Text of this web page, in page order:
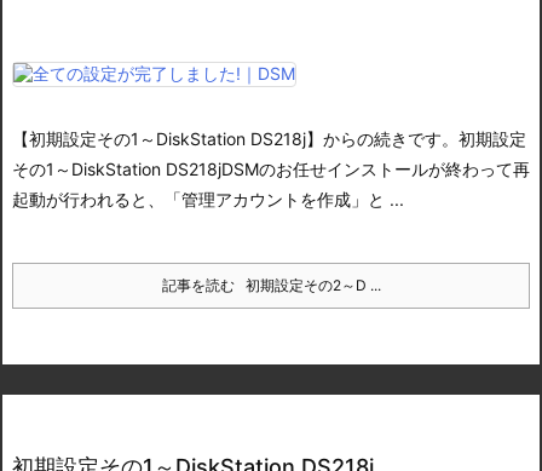
【初期設定その1～DiskStation DS218j】からの続きです。 初期設定
その1～DiskStation DS218jDSMのお任せインストールが終わって再
起動が行われると、「管理アカウントを作成」と ...
記事を読む 初期設定その2～D ...